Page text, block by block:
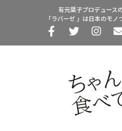
有元葉子プロデュース
「ラバーゼ 」は日本のモノ